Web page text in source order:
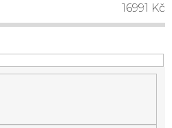
16991 Kč